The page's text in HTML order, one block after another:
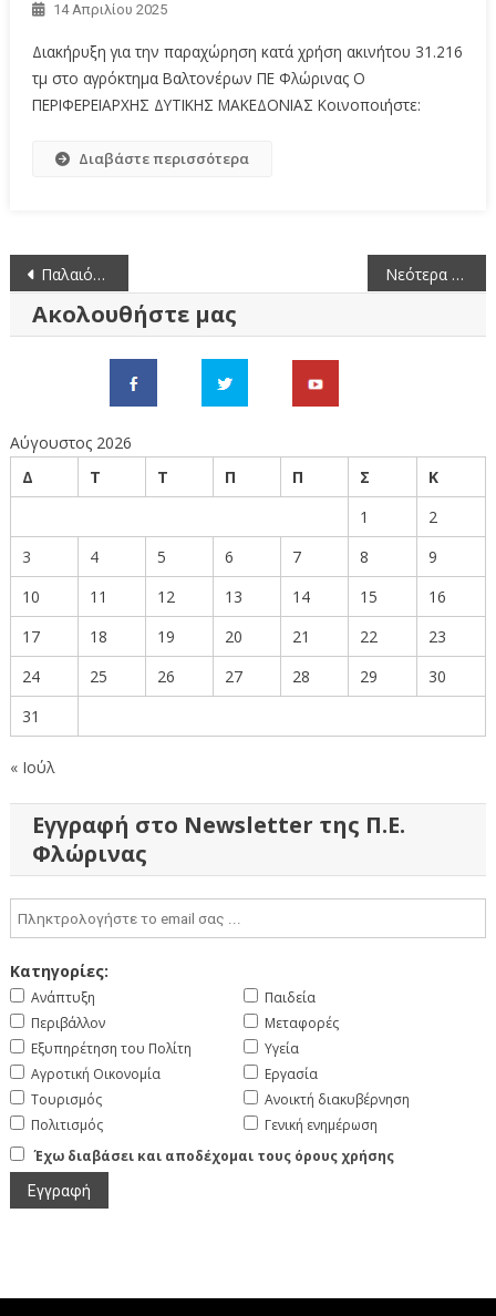
14 Απριλίου 2025
Διακήρυξη για την παραχώρηση κατά χρήση ακινήτου 31.216
τμ στο αγρόκτημα Βαλτονέρων ΠΕ Φλώρινας Ο
ΠΕΡΙΦΕΡΕΙΑΡΧΗΣ ΔΥΤΙΚΗΣ ΜΑΚΕΔΟΝΙΑΣ Κοινοποιήστε:
Διαβάστε περισσότερα
Πλοήγηση
άρθρων
Παλαιότερα άρθρα Νεότερα άρθρα
Ακολουθήστε μας
Αύγουστος 2026
Δ
Τ Τ Π Π Σ
Κ
1
2
3
4 5 6 7 8
9
10
11 12 13 14 15
16
17
18 19 20 21 22
23
24
25 26 27 28 29
30
31
« Ιούλ
Εγγραφή στο Newsletter της Π.Ε.
Φλώρινας
Κατηγορίες:
Ανάπτυξη
Περιβάλλον
Εξυπηρέτηση του Πολίτη
Αγροτική Οικονομία
Τουρισμός
Πολιτισμός
Παιδεία
Μεταφορές
Υγεία
Εργασία
Ανοικτή διακυβέρνηση
Γενική ενημέρωση
Έχω διαβάσει και αποδέχομαι τους όρους χρήσης